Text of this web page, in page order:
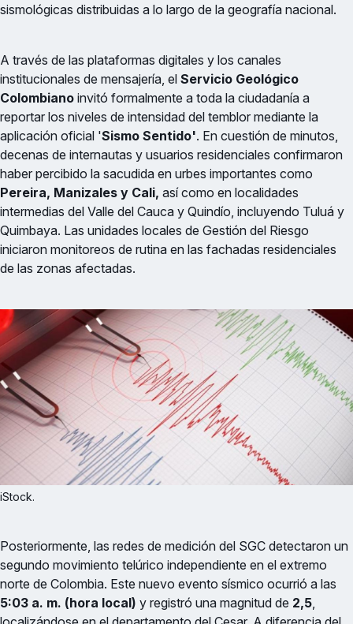
sismológicas distribuidas a lo largo de la geografía nacional.
A través de las plataformas digitales y los canales
institucionales de mensajería, el Servicio Geológico
Colombiano invitó formalmente a toda la ciudadanía a
reportar los niveles de intensidad del temblor mediante la
aplicación oficial 'Sismo Sentido'. En cuestión de minutos,
decenas de internautas y usuarios residenciales confirmaron
haber percibido la sacudida en urbes importantes como
Pereira, Manizales y Cali, así como en localidades
intermedias del Valle del Cauca y Quindío, incluyendo Tuluá y
Quimbaya. Las unidades locales de Gestión del Riesgo
iniciaron monitoreos de rutina en las fachadas residenciales
de las zonas afectadas.
iStock.
Posteriormente, las redes de medición del SGC detectaron un
segundo movimiento telúrico independiente en el extremo
norte de Colombia. Este nuevo evento sísmico ocurrió a las
5:03 a. m. (hora local) y registró una magnitud de 2,5,